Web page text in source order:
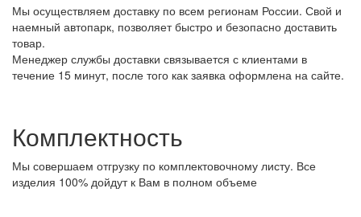
Мы осуществляем доставку по всем регионам России. Свой и
наемный автопарк, позволяет быстро и безопасно доставить
товар.
Менеджер службы доставки связывается с клиентами в
течение 15 минут, после того как заявка оформлена на сайте.
Комплектность
Мы совершаем отгрузку по комплектовочному листу. Все
изделия 100% дойдут к Вам в полном объеме